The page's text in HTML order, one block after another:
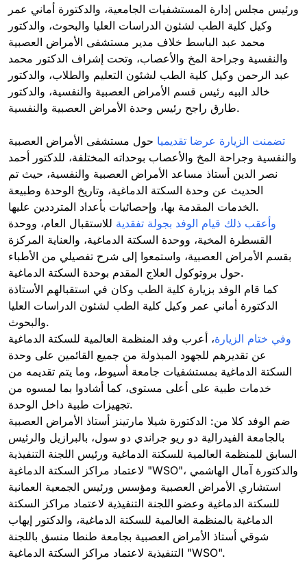
ورئيس مجلس إدارة المستشفيات الجامعية، والدكتورة أماني عمر
وكيل كلية الطب لشئون الدراسات العليا والبحوث، والدكتور
محمد عبد الباسط خلاف مدير مستشفى الأمراض العصبية
والنفسية وجراحة المخ والأعصاب، وتحت إشراف الدكتور محمد
عبد الرحمن وكيل كلية الطب لشئون التعليم والطلاب، والدكتور
خالد البيه رئيس قسم الأمراض العصبية والنفسية، والدكتور
طارق راجح رئيس وحدة الأمراض العصبية والنفسية.
تضمنت الزيارة عرضا تقديميا حول مستشفى الأمراض العصبية
والنفسية وجراحة المخ والأعصاب بوحداته المختلفة، للدكتور أحمد
نصر الدين أستاذ مساعد الأمراض العصبية والنفسية، حيث تم
الحديث عن وحدة السكتة الدماغية، وتاريخ الوحدة وطبيعة
الخدمات المقدمة بها، وإحصائيات بأعداد المترددين عليها.
وأعقب ذلك قيام الوفد بجولة تفقدية للاستقبال العام، ووحدة
القسطرة المخية، ووحدة السكتة الدماغية، والعناية المركزة
بقسم الأمراض العصبية، واستمعوا إلى شرح تفصيلي من الأطباء
حول بروتوكول العلاج المقدم بوحدة السكتة الدماغية.
كما قام الوفد بزيارة كلية الطب وكان في استقبالهم الأستاذة
الدكتورة أماني عمر وكيل كلية الطب لشئون الدراسات العليا
والبحوث.
وفي ختام الزيارة، أعرب وفد المنظمة العالمية للسكتة الدماغية
عن تقديرهم للجهود المبذولة من جميع القائمين على وحدة
السكتة الدماغية بمستشفيات جامعة أسيوط، وما يتم تقديمه من
خدمات طبية على أعلى مستوى، كما أشادوا بما لمسوه من
تجهيزات طبية داخل الوحدة.
ضم الوفد كلا من: الدكتورة شيلا مارتينز أستاذ الأمراض العصبية
بالجامعة الفيدرالية دو ريو جراندي دو سول، بالبرازيل والرئيس
السابق للمنظمة العالمية للسكتة الدماغية ورئيس اللجنة التنفيذية
لاعتماد مراكز السكتة الدماغية "WSO"، والدكتورة آمال الهاشمي
استشاري الأمراض العصبية ومؤسس ورئيس الجمعية العمانية
للسكتة الدماغية وعضو اللجنة التنفيذية لاعتماد مراكز السكتة
الدماغية بالمنظمة العالمية للسكتة الدماغية، والدكتور إيهاب
شوقي أستاذ الأمراض العصبية بجامعة طنطا منسق باللجنة
التنفيذية لاعتماد مراكز السكتة الدماغية "WSO".